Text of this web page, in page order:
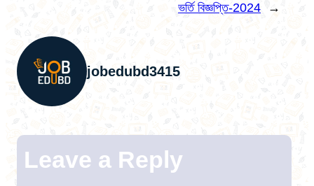
ভর্তি বিজ্ঞপ্তি-2024
→
jobedubd3415
Leave a Reply